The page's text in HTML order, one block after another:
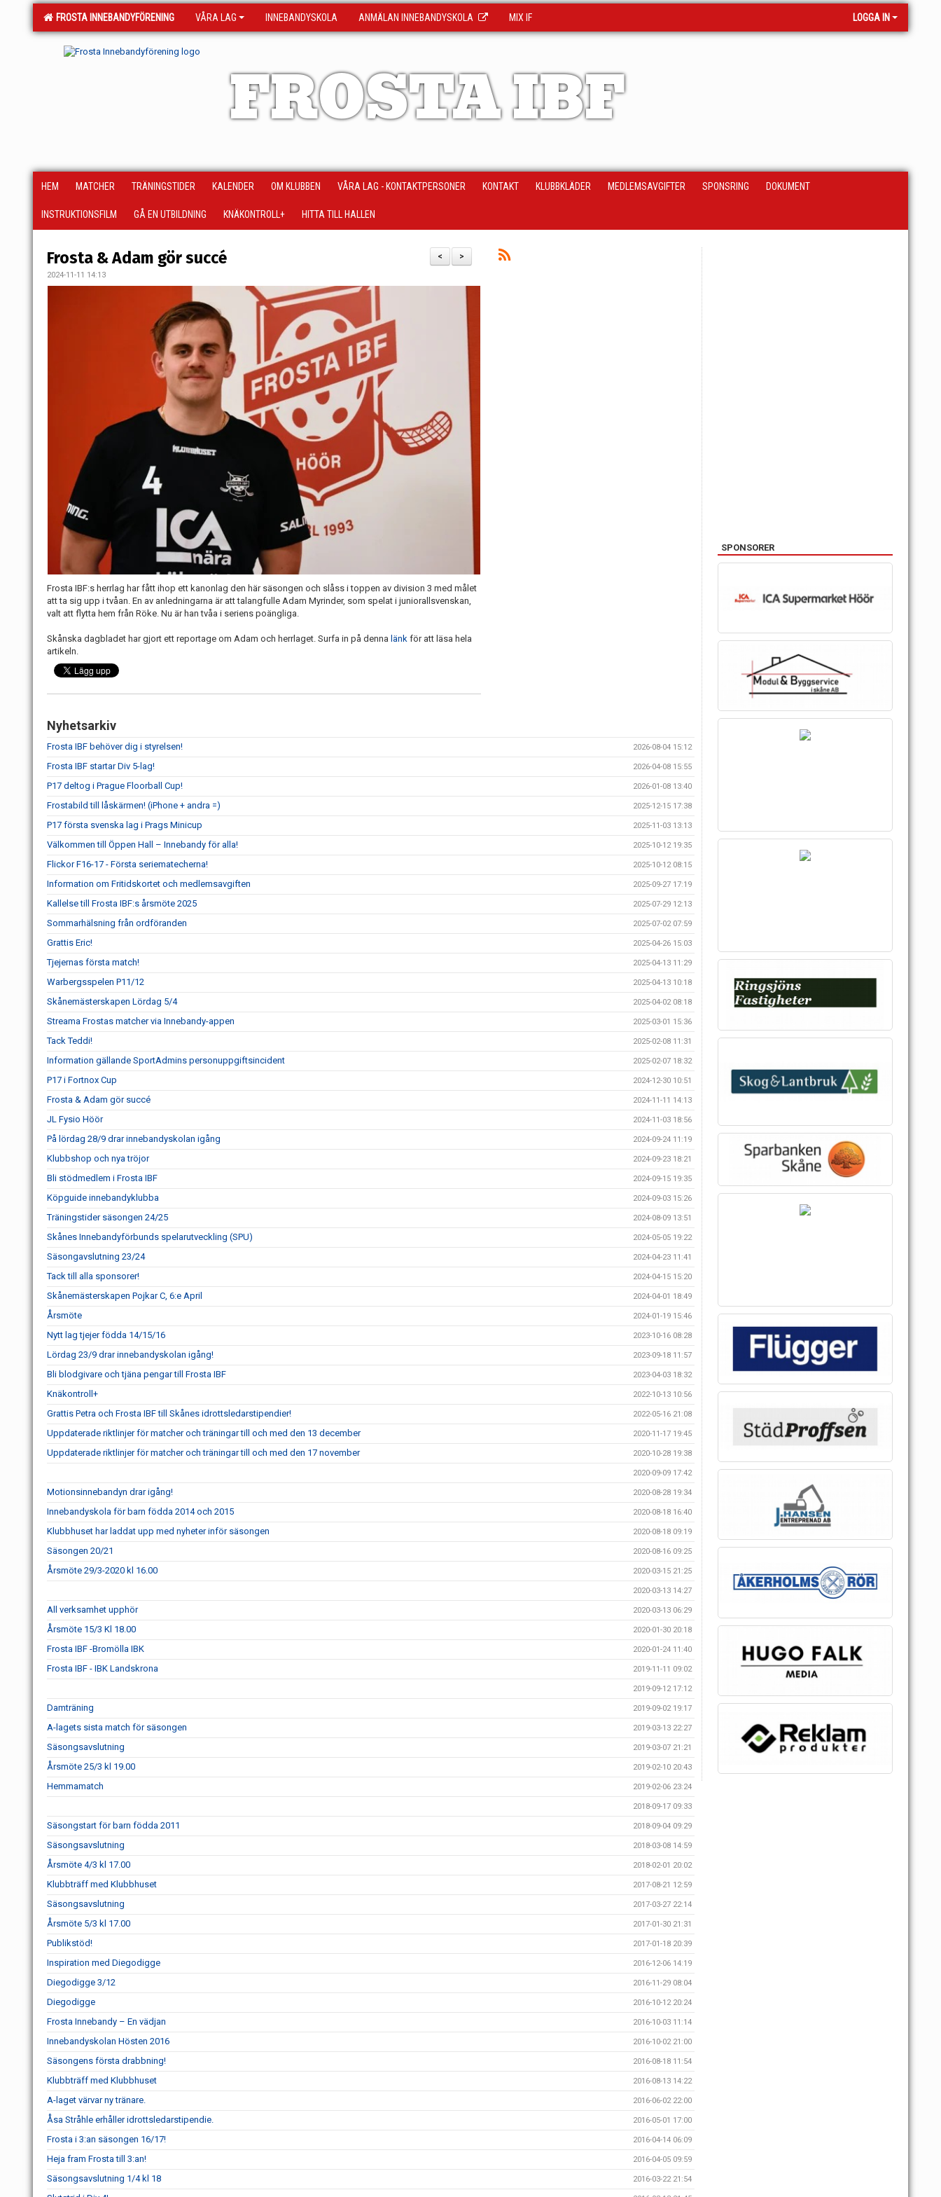
FROSTA INNEBANDYFÖRENING VÅRA LAG INNEBANDYSKOLA ANMÄLAN INNEBANDYSKOLA MIX IF LOGGA IN
FROSTA IBF
HEM MATCHER TRÄNINGSTIDER KALENDER OM KLUBBEN VÅRA LAG - KONTAKTPERSONER KONTAKT KLUBBKLÄDER MEDLEMSAVGIFTER SPONSRING DOKUMENT
INSTRUKTIONSFILM GÅ EN UTBILDNING KNÄKONTROLL+ HITTA TILL HALLEN
>
<
Frosta & Adam gör succé
2024-11-11 14:13
Frosta IBF:s herrlag har fått ihop ett kanonlag den här säsongen och slåss i toppen av division 3 med målet
att ta sig upp i tvåan. En av anledningarna är att talangfulle Adam Myrinder, som spelat i juniorallsvenskan,
valt att flytta hem från Röke. Nu är han tvåa i seriens poängliga.
Skånska dagbladet har gjort ett reportage om Adam och herrlaget. Surfa in på denna länk för att läsa hela
artikeln.
Nyhetsarkiv
Frosta IBF behöver dig i styrelsen! 2026-08-04 15:12
Frosta IBF startar Div 5-lag! 2026-04-08 15:55
P17 deltog i Prague Floorball Cup! 2026-01-08 13:40
Frostabild till låskärmen! (iPhone + andra =) 2025-12-15 17:38
P17 första svenska lag i Prags Minicup 2025-11-03 13:13
Välkommen till Öppen Hall – Innebandy för alla! 2025-10-12 19:35
Flickor F16-17 - Första seriematecherna! 2025-10-12 08:15
Information om Fritidskortet och medlemsavgiften 2025-09-27 17:19
Kallelse till Frosta IBF:s årsmöte 2025 2025-07-29 12:13
Sommarhälsning från ordföranden 2025-07-02 07:59
Grattis Eric! 2025-04-26 15:03
Tjejernas första match! 2025-04-13 11:29
Warbergsspelen P11/12 2025-04-13 10:18
Skånemästerskapen Lördag 5/4 2025-04-02 08:18
Streama Frostas matcher via Innebandy-appen 2025-03-01 15:36
Tack Teddi! 2025-02-08 11:31
Information gällande SportAdmins personuppgiftsincident 2025-02-07 18:32
P17 i Fortnox Cup 2024-12-30 10:51
Frosta & Adam gör succé 2024-11-11 14:13
JL Fysio Höör 2024-11-03 18:56
På lördag 28/9 drar innebandyskolan igång 2024-09-24 11:19
Klubbshop och nya tröjor 2024-09-23 18:21
Bli stödmedlem i Frosta IBF 2024-09-15 19:35
Köpguide innebandyklubba 2024-09-03 15:26
Träningstider säsongen 24/25 2024-08-09 13:51
Skånes Innebandyförbunds spelarutveckling (SPU) 2024-05-05 19:22
Säsongavslutning 23/24 2024-04-23 11:41
Tack till alla sponsorer! 2024-04-15 15:20
Skånemästerskapen Pojkar C, 6:e April 2024-04-01 18:49
Årsmöte 2024-01-19 15:46
Nytt lag tjejer födda 14/15/16 2023-10-16 08:28
Lördag 23/9 drar innebandyskolan igång! 2023-09-18 11:57
Bli blodgivare och tjäna pengar till Frosta IBF 2023-04-03 18:32
Knäkontroll+ 2022-10-13 10:56
Grattis Petra och Frosta IBF till Skånes idrottsledarstipendier! 2022-05-16 21:08
Uppdaterade riktlinjer för matcher och träningar till och med den 13 december 2020-11-17 19:45
Uppdaterade riktlinjer för matcher och träningar till och med den 17 november 2020-10-28 19:38
2020-09-09 17:42
Motionsinnebandyn drar igång! 2020-08-28 19:34
Innebandyskola för barn födda 2014 och 2015 2020-08-18 16:40
Klubbhuset har laddat upp med nyheter inför säsongen 2020-08-18 09:19
Säsongen 20/21 2020-08-16 09:25
Årsmöte 29/3-2020 kl 16.00 2020-03-15 21:25
2020-03-13 14:27
All verksamhet upphör 2020-03-13 06:29
Årsmöte 15/3 Kl 18.00 2020-01-30 20:18
Frosta IBF -Bromölla IBK 2020-01-24 11:40
Frosta IBF - IBK Landskrona 2019-11-11 09:02
2019-09-12 17:12
Damträning 2019-09-02 19:17
A-lagets sista match för säsongen 2019-03-13 22:27
Säsongsavslutning 2019-03-07 21:21
Årsmöte 25/3 kl 19.00 2019-02-10 20:43
Hemmamatch 2019-02-06 23:24
2018-09-17 09:33
Säsongstart för barn födda 2011 2018-09-04 09:29
Säsongsavslutning 2018-03-08 14:59
Årsmöte 4/3 kl 17.00 2018-02-01 20:02
Klubbträff med Klubbhuset 2017-08-21 12:59
Säsongsavslutning 2017-03-27 22:14
Årsmöte 5/3 kl 17.00 2017-01-30 21:31
Publikstöd! 2017-01-18 20:39
Inspiration med Diegodigge 2016-12-06 14:19
Diegodigge 3/12 2016-11-29 08:04
Diegodigge 2016-10-12 20:24
Frosta Innebandy – En vädjan 2016-10-03 11:14
Innebandyskolan Hösten 2016 2016-10-02 21:00
Säsongens första drabbning! 2016-08-18 11:54
Klubbträff med Klubbhuset 2016-08-13 14:22
A-laget värvar ny tränare. 2016-06-02 22:00
Åsa Stråhle erhåller idrottsledarstipendie. 2016-05-01 17:00
Frosta i 3:an säsongen 16/17! 2016-04-14 06:09
Heja fram Frosta till 3:an! 2016-04-05 09:59
Säsongsavslutning 1/4 kl 18 2016-03-22 21:54
SPONSORER